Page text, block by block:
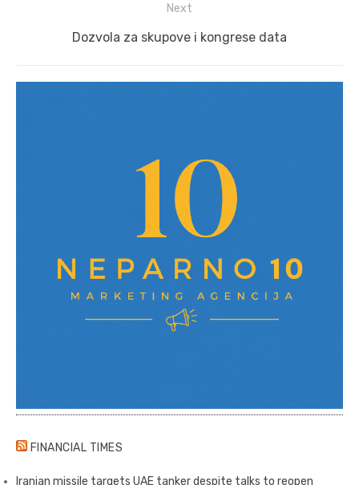
Next
Next
Dozvola za skupove i kongrese data
FINANCIAL TIMES
Iranian missile targets UAE tanker despite talks to reopen